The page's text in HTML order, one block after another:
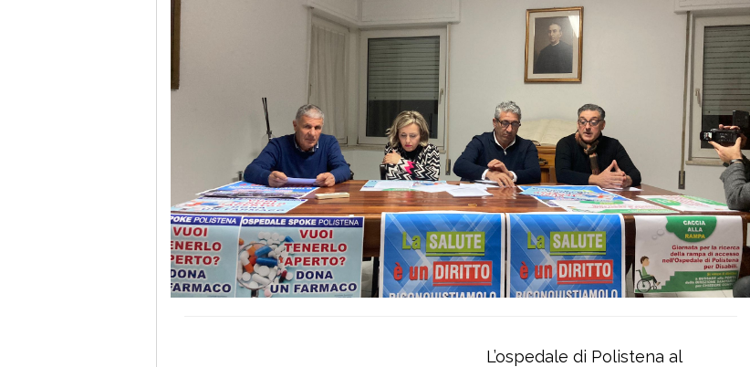
L’ospedale di Polistena al